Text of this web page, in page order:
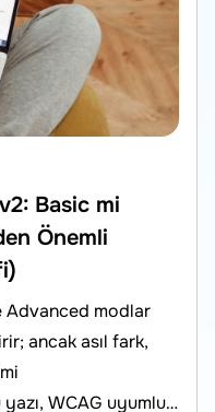
Basic mi
Önemli
Advanced modlar
ancak asıl fark,
yazı, WCAG uyumlu